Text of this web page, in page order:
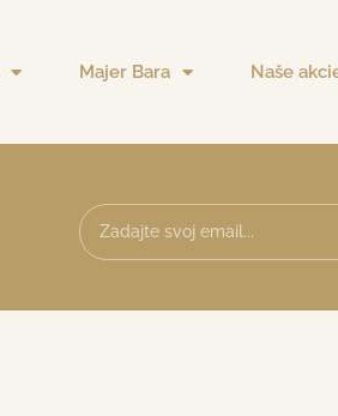
Majer Bara Naše